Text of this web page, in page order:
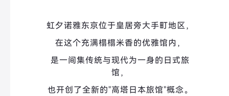
虹夕诺雅东京位于皇居旁大手町地区，
在这个充满榻榻米香的优雅馆内，
是一间集传统与现代为一身的日式旅
馆，
也开创了全新的"高塔日本旅馆"概念。